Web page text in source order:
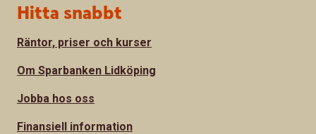
Hitta snabbt
Räntor, priser och kurser
Om Sparbanken Lidköping
Jobba hos oss
Finansiell information